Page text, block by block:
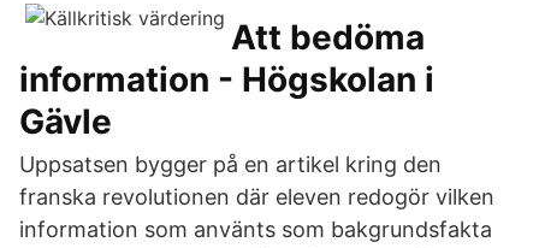
Att bedöma
information - Högskolan i
Gävle
Uppsatsen bygger på en artikel kring den
franska revolutionen där eleven redogör vilken
information som använts som bakgrundsfakta